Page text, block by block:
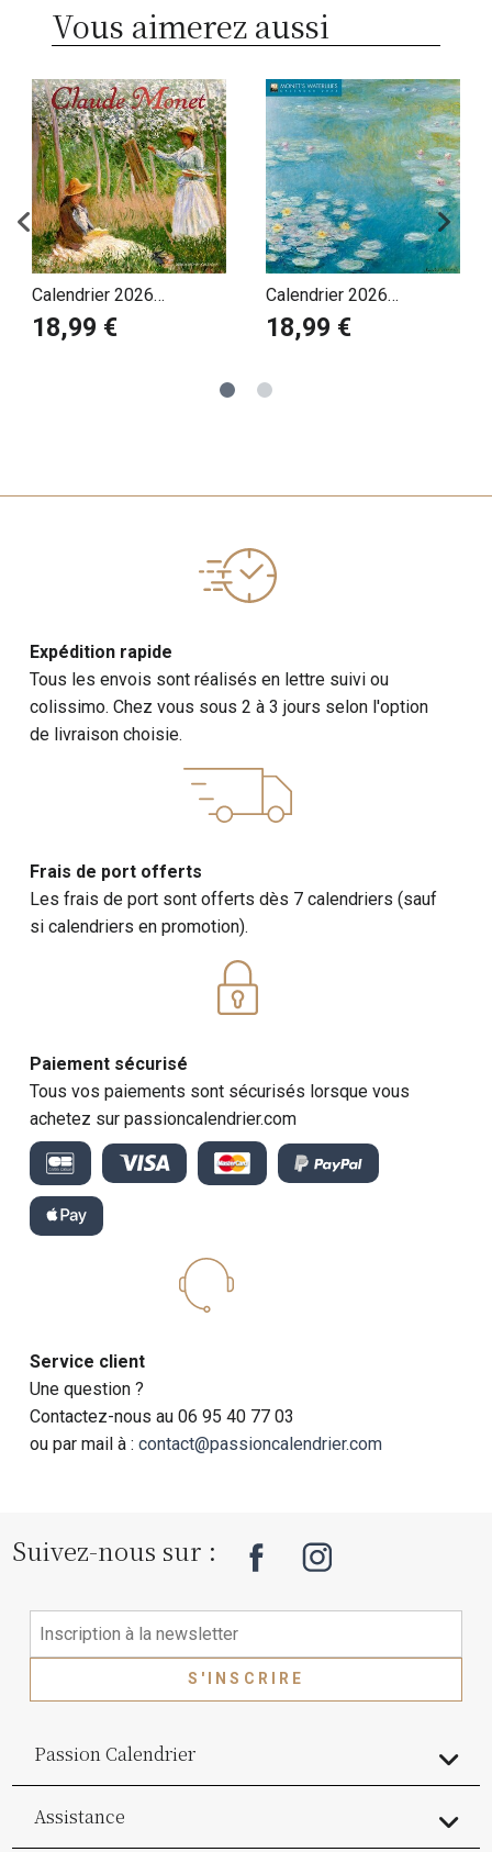
Vous aimerez aussi
Calendrier 2026
Impressionniste Claude
18,99 €
Calendrier 2026
Collection de Nymphéas
18,99 €
Expédition rapide
Tous les envois sont réalisés en lettre suivi ou
colissimo. Chez vous sous 2 à 3 jours selon l'option
de livraison choisie.
Frais de port offerts
Les frais de port sont offerts dès 7 calendriers (sauf
si calendriers en promotion).
Paiement sécurisé
Tous vos paiements sont sécurisés lorsque vous
achetez sur passioncalendrier.com
Service client
Une question ?
Contactez-nous au 06 95 40 77 03
ou par mail à :contact@passioncalendrier.com
Suivez-nous sur :
S'INSCRIRE
Passion Calendrier
Assistance